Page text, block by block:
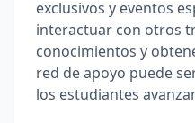
exclusivos y eventos
interactuar con otros
conocimientos y
red de apoyo puede
los estudiantes